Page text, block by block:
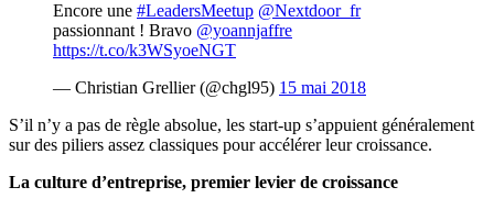
Encore une #LeadersMeetup @Nextdoor_fr
passionnant ! Bravo @yoannjaffre
https://t.co/k3WSyoeNGT
— Christian Grellier (@chgl95) 15 mai 2018
S’il n’y a pas de règle absolue, les start-up s’appuient généralement
sur des piliers assez classiques pour accélérer leur croissance.
La culture d’entreprise, premier levier de croissance